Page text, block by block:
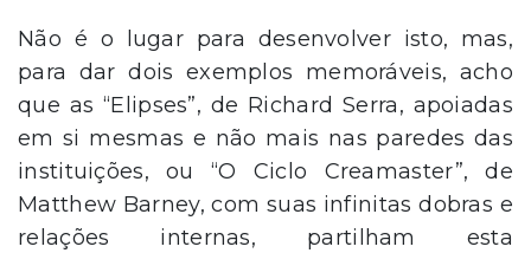
Não é o lugar para desenvolver isto, mas,
para dar dois exemplos memoráveis, acho
que as “Elipses”, de Richard Serra, apoiadas
em si mesmas e não mais nas paredes das
instituições, ou “O Ciclo Creamaster”, de
Matthew Barney, com suas infinitas dobras e
relações internas, partilham esta